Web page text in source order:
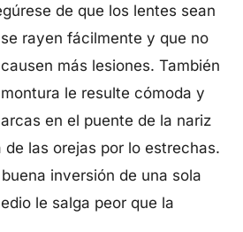
de que los lentes sean
rayen fácilmente y que no
más lesiones. También
le resulte cómoda y
en el puente de la nariz
de las orejas por lo estrechas.
inversión de una sola
le salga peor que la